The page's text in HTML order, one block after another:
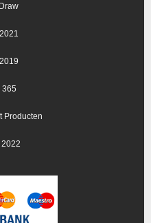
365
Producten